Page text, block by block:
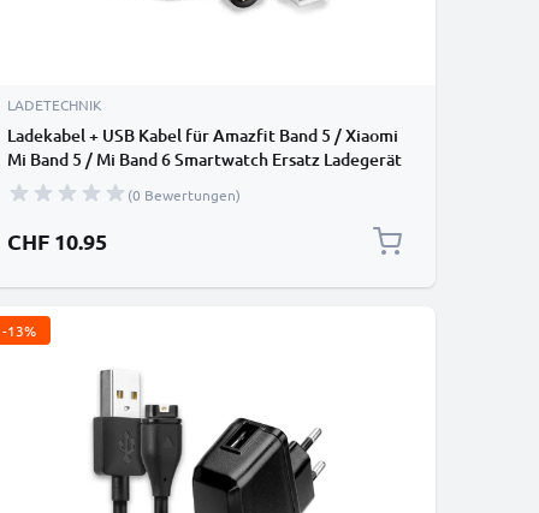
LADETECHNIK
Ladekabel + USB Kabel für Amazfit Band 5 / Xiaomi
Mi Band 5 / Mi Band 6 Smartwatch Ersatz Ladegerät
1A - Fitness Tracker Armband Auflader
(0 Bewertungen)
CHF 10.95
-13%